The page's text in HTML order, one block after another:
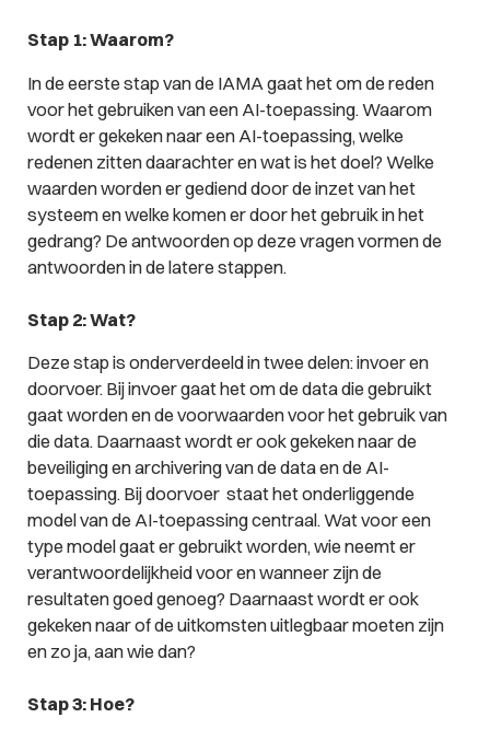
Stap 1: Waarom?
In de eerste stap van de IAMA gaat het om de reden
voor het gebruiken van een AI-toepassing. Waarom
wordt er gekeken naar een AI-toepassing, welke
redenen zitten daarachter en wat is het doel? Welke
waarden worden er gediend door de inzet van het
systeem en welke komen er door het gebruik in het
gedrang? De antwoorden op deze vragen vormen de
antwoorden in de latere stappen.
Stap 2: Wat?
Deze stap is onderverdeeld in twee delen: invoer en
doorvoer. Bij invoer gaat het om de data die gebruikt
gaat worden en de voorwaarden voor het gebruik van
die data. Daarnaast wordt er ook gekeken naar de
beveiliging en archivering van de data en de AI-
toepassing. Bij doorvoer staat het onderliggende
model van de AI-toepassing centraal. Wat voor een
type model gaat er gebruikt worden, wie neemt er
verantwoordelijkheid voor en wanneer zijn de
resultaten goed genoeg? Daarnaast wordt er ook
gekeken naar of de uitkomsten uitlegbaar moeten zijn
en zo ja, aan wie dan?
Stap 3: Hoe?